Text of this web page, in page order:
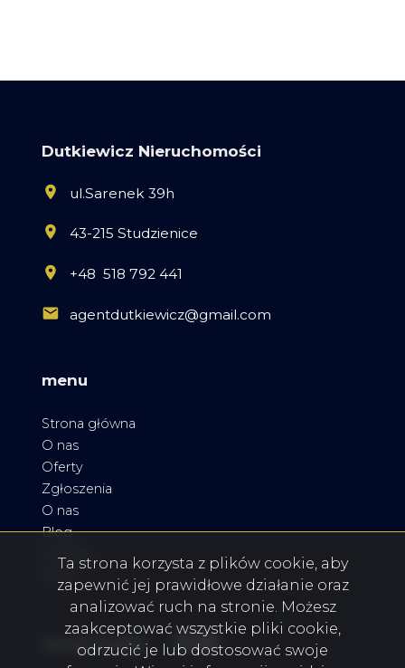
Dutkiewicz Nieruchomości
ul.Sarenek 39h
43-215 Studzienice
+48 518 792 441
agentdutkiewicz@gmail.com
menu
Strona główna
O nas
Oferty
Zgłoszenia
O nas
Blog
Kontakt
social media Facebook
Facebook
Facebook
Ta strona korzysta z plików cookie, aby
zapewnić jej prawidłowe działanie oraz
analizować ruch na stronie. Możesz
zaakceptować wszystkie pliki cookie,
odrzucić je lub dostosować swoje